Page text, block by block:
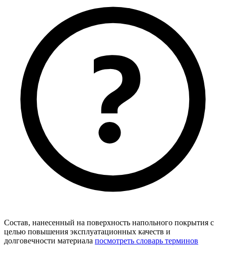
Состав, нанесенный на поверхность напольного покрытия с
целью повышения эксплуатационных качеств и
долговечности материала посмотреть словарь терминов